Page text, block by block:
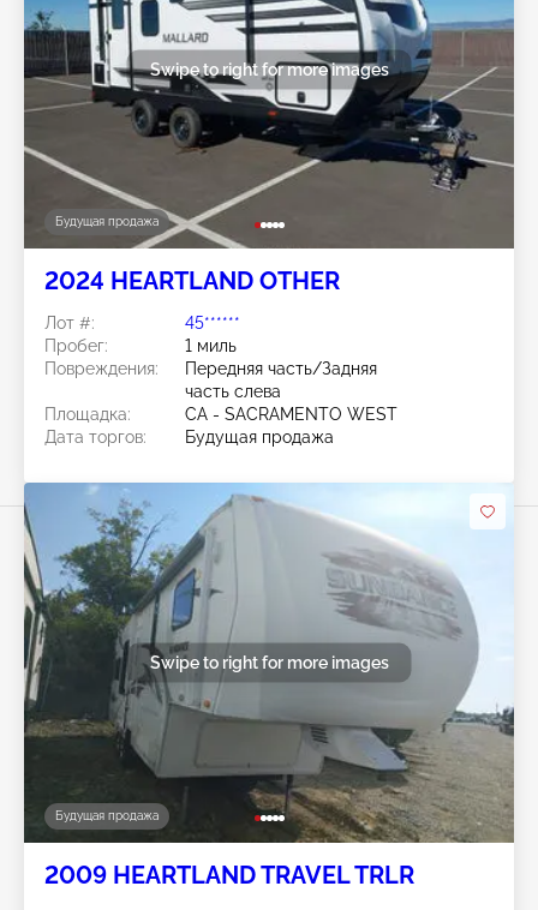
Будущая продажа
Swipe to right for more images
2024 HEARTLAND OTHER
Лот #:
45******
Пробег:
1 миль
Повреждения:
Передняя часть/Задняя
часть слева
Площадка:
CA - SACRAMENTO WEST
Дата торгов:
Будущая продажа
Будущая продажа
Swipe to right for more images
2009 HEARTLAND TRAVEL TRLR